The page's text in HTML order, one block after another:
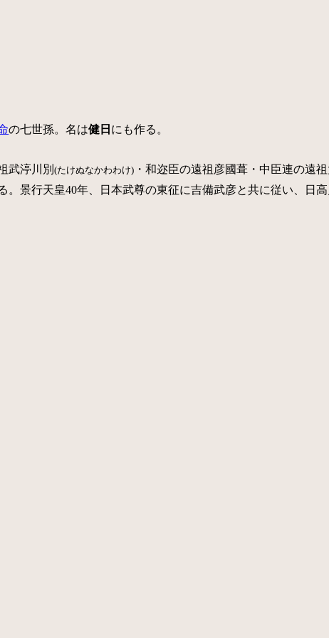
の七世孫。名は健日 にも作る。
武渟川別(たけぬなかわわけ) ・和迩臣の遠祖彦國葺・中臣連の遠
。景行天皇40年、日本武尊の東征に吉備武彦と共に従い、日